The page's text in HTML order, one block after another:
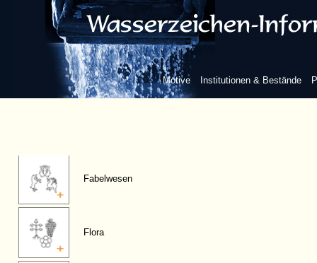
Motive Institutionen & Bestände
Figuren, anthropomorphe
Fabelwesen
Flora